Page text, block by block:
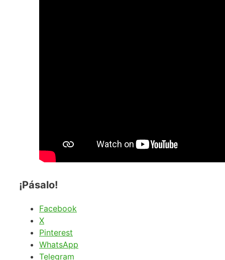
¡Pásalo!
Facebook
X
Pinterest
WhatsApp
Telegram